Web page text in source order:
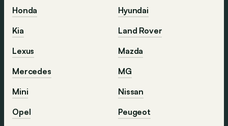
Honda
Hyundai
Kia
Land Rover
Lexus
Mazda
Mercedes
MG
Mini
Nissan
Opel
Peugeot